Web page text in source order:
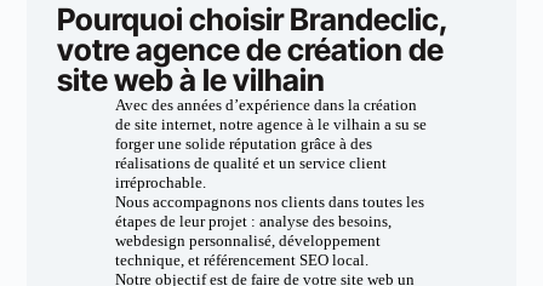
Pourquoi choisir Brandeclic,
votre agence de création de
site web à le vilhain
Avec des années d’expérience dans la création
de site internet, notre agence à le vilhain a su se
forger une solide réputation grâce à des
réalisations de qualité et un service client
irréprochable.
Nous accompagnons nos clients dans toutes les
étapes de leur projet : analyse des besoins,
webdesign personnalisé, développement
technique, et référencement SEO local.
Notre objectif est de faire de votre site web un